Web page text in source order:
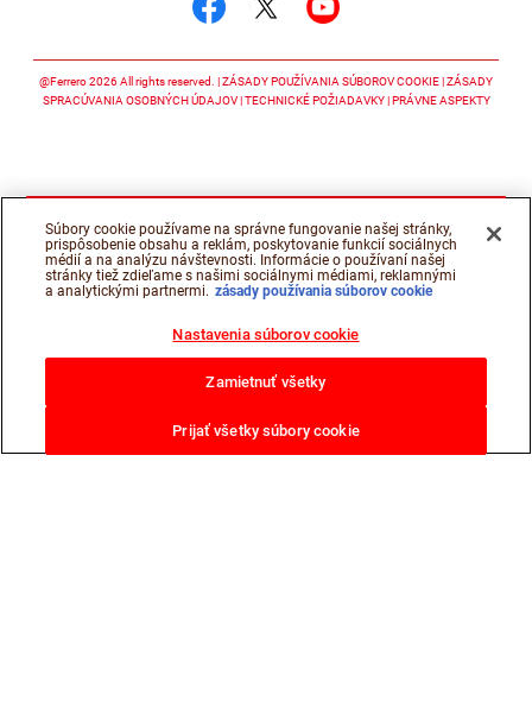
@Ferrero 2026 All rights reserved. ZÁSADY POUŽÍVANIA SÚBOROV COOKIE ZÁSADY
SPRACÚVANIA OSOBNÝCH ÚDAJOV TECHNICKÉ POŽIADAVKY PRÁVNE ASPEKTY
Súbory cookie používame na správne fungovanie našej stránky,
prispôsobenie obsahu a reklám, poskytovanie funkcií sociálnych
médií a na analýzu návštevnosti. Informácie o používaní našej
stránky tiež zdieľame s našimi sociálnymi médiami, reklamnými
a analytickými partnermi. zásady používania súborov cookie
Nastavenia súborov cookie
Zamietnuť všetky
Prijať všetky súbory cookie